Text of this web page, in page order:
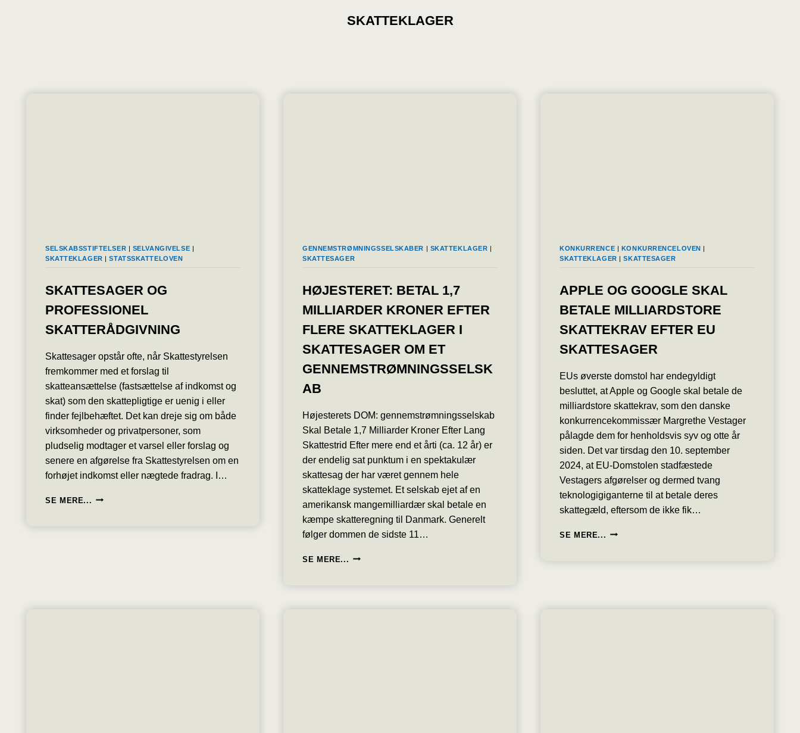
SKATTEKLAGER
SELSKABSSTIFTELSER | SELVANGIVELSE |
SKATTEKLAGER |STATSSKATTELOVEN
SKATTESAGER OG
PROFESSIONEL
SKATTERÅDGIVNING
Skattesager opstår ofte, når Skattestyrelsen
fremkommer med et forslag til
skatteansættelse (fastsættelse af indkomst og
skat) som den skattepligtige er uenig i eller
finder fejlbehæftet. Det kan dreje sig om både
virksomheder og privatpersoner, som
pludselig modtager et varsel eller forslag og
senere en afgørelse fra Skattestyrelsen om en
forhøjet indkomst eller nægtede fradrag. I…
SE MERE... SKATTESAGER
GENNEMSTRØMNINGSSELSKABER | SKATTEKLAGER |
SKATTESAGER
HØJESTERET: BETAL 1,7
MILLIARDER KRONER EFTER
FLERE SKATTEKLAGER I
SKATTESAGER OM ET
GENNEMSTRØMNINGSSELSK
AB
Højesterets DOM: gennemstrømningsselskab
Skal Betale 1,7 Milliarder Kroner Efter Lang
Skattestrid Efter mere end et årti (ca. 12 år) er
der endelig sat punktum i en spektakulær
skattesag der har været gennem hele
skatteklage systemet. Et selskab ejet af en
amerikansk mangemilliardær skal betale en
kæmpe skatteregning til Danmark. Generelt
følger dommen de sidste 11…
SE MERE... HØJESTERET:
KONKURRENCE | KONKURRENCELOVEN |
SKATTEKLAGER |SKATTESAGER
APPLE OG GOOGLE SKAL
BETALE MILLIARDSTORE
SKATTEKRAV EFTER EU
SKATTESAGER
EUs øverste domstol har endegyldigt
besluttet, at Apple og Google skal betale de
milliardstore skattekrav, som den danske
konkurrencekommissær Margrethe Vestager
pålagde dem for henholdsvis syv og otte år
siden. Det var tirsdag den 10. september
2024, at EU-Domstolen stadfæstede
Vestagers afgørelser og dermed tvang
teknologigiganterne til at betale deres
skattegæld, eftersom de ikke fik…
SE MERE... APPLE